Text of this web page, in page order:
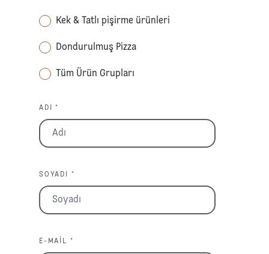
Kek & Tatlı pişirme ürünleri
Dondurulmuş Pizza
Tüm Ürün Grupları
ADI *
SOYADI *
E-MAIL *